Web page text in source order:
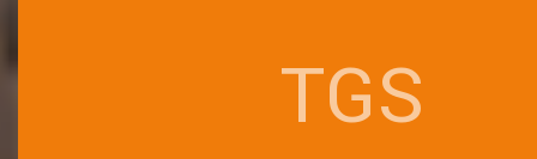
TGS